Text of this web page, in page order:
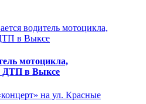
мотоцикла,
ДТП в Выксе